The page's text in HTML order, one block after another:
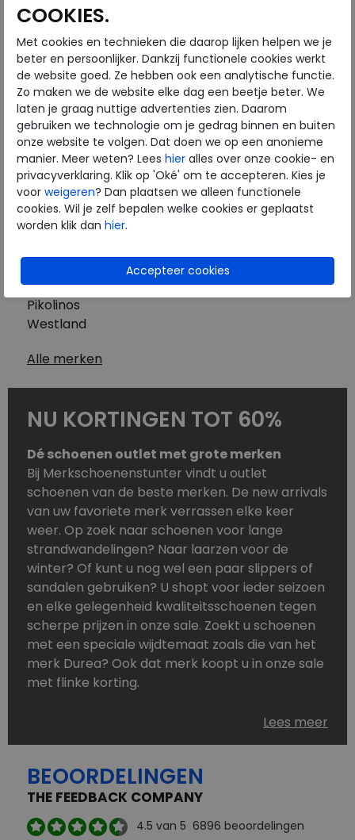
Gabor
Piedi Nudi
Pikolinos
Solidus
Think
Waldlaufer
Westland
Wolky
Herenschoenen
Australian
Birkenstock
Clarks
Mephisto
Pikolinos
Westland
Alle merken
NU KORTINGEN TOT 60%
Dé schoenen outlet met grote merken
Bij Merkschoenenstunter vindt u outlet
schoenen van de beste merken. De new arrivals
van uw favoriete merk verrassen elke keer
weer. Op zoek naar schoenen voor lange
strandwandelingen? Naar laarzen voor de
winter? Of kunt u nog wel een paar slippers of
sandalen gebruiken? U shopt voor ieder seizoen
en elke gelegenheid kwaliteitsschoenen tegen
scherpe prijzen in onze sale. Zoekt u schoenen
met een speciale wijdtemaat zoals die van het
merk Durea? Ook dat merk koopt u in onze sale
met flinke korting.
Schoenen heeft u nooit genoeg. Goedkope
schoenen, maar dus wel van topmerken,
aanbod is zo compleet dat u altijd wel een
passend paar vindt.
Welke schoenmerken vindt u in onze online
Lees meer
BEOORDELINGEN
THE FEEDBACK COMPANY
4.5 van 5 6896 beoordelingen
COOKIES.
Met cookies en technieken die daarop lijken helpen we je
beter en persoonlijker. Dankzij functionele cookies werkt
de website goed. Ze hebben ook een analytische functie.
Zo maken we de website elke dag een beetje beter. We
laten je graag nuttige advertenties zien. Daarom
gebruiken we technologie om je gedrag binnen en buiten
onze website te volgen. Dat doen we op een anonieme
manier. Meer weten? Lees hier alles over onze cookie- en
privacyverklaring. Klik op 'Oké' om te accepteren. Kies je
voor weigeren? Dan plaatsen we alleen functionele
cookies. Wil je zelf bepalen welke cookies er geplaatst
worden klik dan hier.